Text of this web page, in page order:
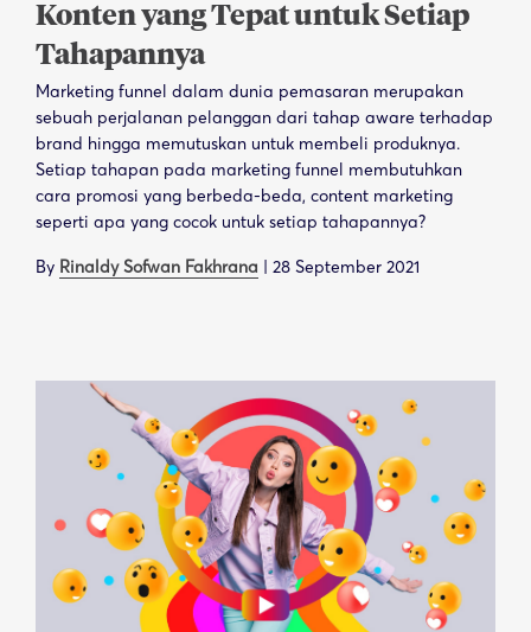
Konten yang Tepat untuk Setiap
Tahapannya
Marketing funnel dalam dunia pemasaran merupakan
sebuah perjalanan pelanggan dari tahap aware terhadap
brand hingga memutuskan untuk membeli produknya.
Setiap tahapan pada marketing funnel membutuhkan
cara promosi yang berbeda-beda, content marketing
seperti apa yang cocok untuk setiap tahapannya?
By Rinaldy Sofwan Fakhrana | 28 September 2021